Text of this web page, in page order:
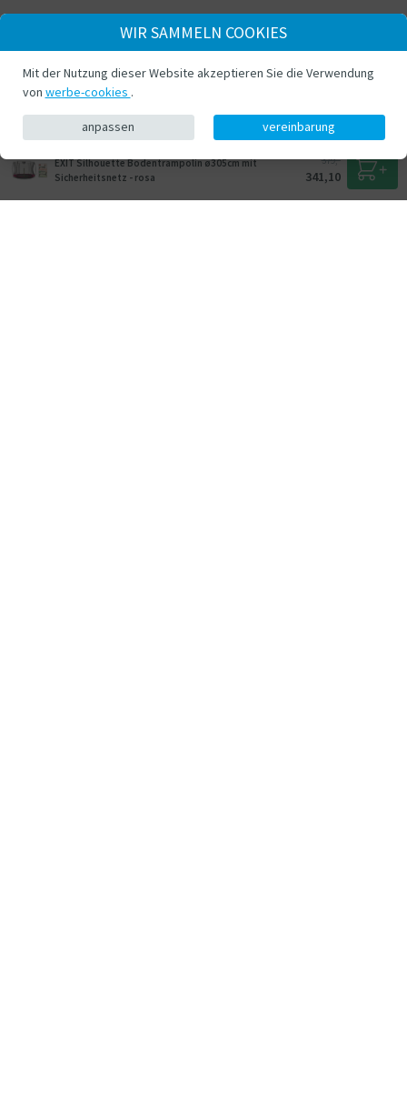
EXIT Silhouette Bodentrampolin ø305cm mit
Sicherheitsnetz - rosa
379,-
341,10
WIR SAMMELN COOKIES
Mit der Nutzung dieser Website akzeptieren Sie die Verwendung
von werbe-cookies .
anpassen vereinbarung